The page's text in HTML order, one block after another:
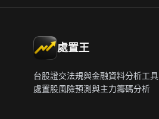
處置王
台股證交法規與金融資料分析工具
處置股風險預測與主力籌碼分析